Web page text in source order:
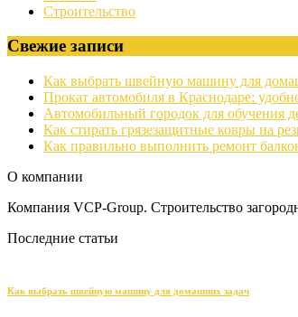
Строительство
Свежие записи
Как выбрать швейную машину для
Прокат автомобиля в Краснодаре:
Автомобильный городок для обучения
Как стирать грязезащитные ковры на
Как правильно выполнить ремонт
О компании
Компания VCP-Group. Строительство
Последние статьи
Как выбрать швейную машину для домашних задач